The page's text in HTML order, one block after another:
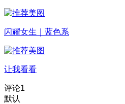
闪耀女生｜蓝色系
让我看看
评论1
默认